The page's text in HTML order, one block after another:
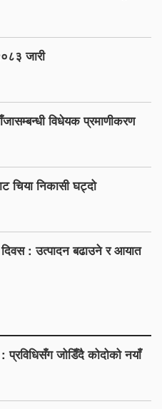
जारी
विधेयक प्रमाणीकरण
चिया निकासी घट्दो
दिवस : उत्पादन बढाउने र आयात
जोडिँदै कोदोको नयाँ